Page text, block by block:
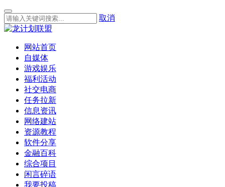
取消
网站首页
自媒体
游戏娱乐
福利活动
社交电商
任务拉新
信息资讯
网络建站
资源教程
软件分享
金融百科
综合项目
闲言碎语
我要投稿